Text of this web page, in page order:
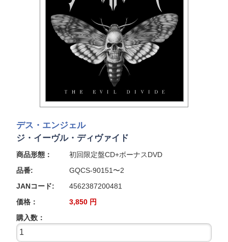
デス・エンジェル
ジ・イーヴル・ディヴァイド
商品形態：
初回限定盤CD+ボーナスDVD
品番:
GQCS-90151〜2
JANコード:
4562387200481
価格：
3,850 円
購入数：